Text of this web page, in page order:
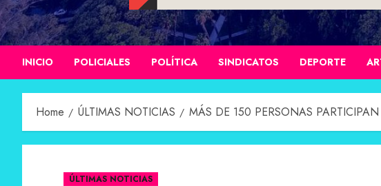
INICIO POLICIALES POLÍTICA SINDICATOS DEPORTE
Home ÚLTIMAS NOTICIAS MÁS DE 150 PERSONAS
ÚLTIMAS NOTICIAS